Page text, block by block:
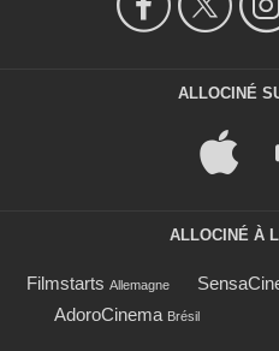
ALLOCINÉ
ALLOCINÉ À
Filmstarts Allemagne
AdoroCinema Brésil